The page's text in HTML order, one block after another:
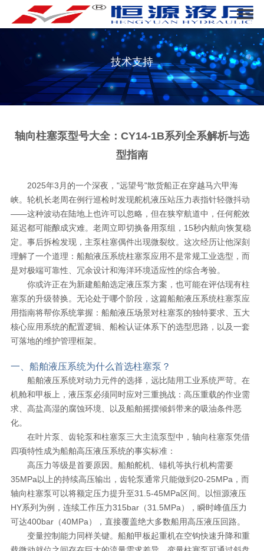
技术支持
轴向柱塞泵型号大全：CY14-1B系列全系解析与选
型指南
2025年3月的一个深夜，"远望号"散货船正在穿越马六甲海
峡。轮机长老周在例行巡检时发现舵机液压站压力表指针轻微抖动
——这种波动在陆地上也许可以忽略，但在狭窄航道中，任何舵效
延迟都可能酿成灾难。老周立即切换备用泵组，15秒内航向恢复稳
定。事后拆检发现，主泵柱塞偶件出现微裂纹。这次经历让他深刻
理解了一个道理：船舶液压系统柱塞泵应用不是常规工业选型，而
是对极端可靠性、冗余设计和海洋环境适应性的综合考验。
你或许正在为新建船舶选定液压泵方案，也可能在评估现有柱
塞泵的升级替换。无论处于哪个阶段，这篇船舶液压系统柱塞泵应
用指南将帮你系统掌握：船舶液压场景对柱塞泵的独特要求、五大
核心应用系统的配置逻辑、船检认证体系下的选型思路，以及一套
可落地的维护管理框架。
一、船舶液压系统为什么首选柱塞泵？
船舶液压系统对动力元件的选择，远比陆用工业系统严苛。在
机舱和甲板上，液压泵必须同时应对三重挑战：高压重载的作业需
求、高盐高湿的腐蚀环境、以及船舶摇摆倾斜带来的吸油条件恶
化。
在叶片泵、齿轮泵和柱塞泵三大主流泵型中，轴向柱塞泵凭借
四项特性成为船舶高压液压系统的事实标准：
高压力等级是首要原因。船舶舵机、锚机等执行机构需要
35MPa以上的持续高压输出，齿轮泵通常只能做到20-25MPa，而
轴向柱塞泵可以将额定压力提升至31.5-45MPa区间。以恒源液压
HY系列为例，连续工作压力315bar（31.5MPa），瞬时峰值压力
可达400bar（40MPa），直接覆盖绝大多数船用高压液压回路。
变量控制能力同样关键。船舶甲板起重机在空钩快速升降和重